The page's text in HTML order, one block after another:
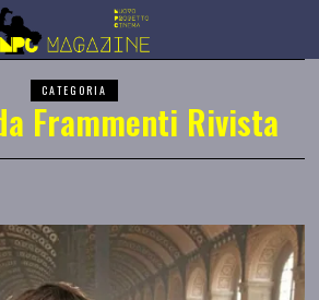
CATEGORIA
Frammenti Rivista